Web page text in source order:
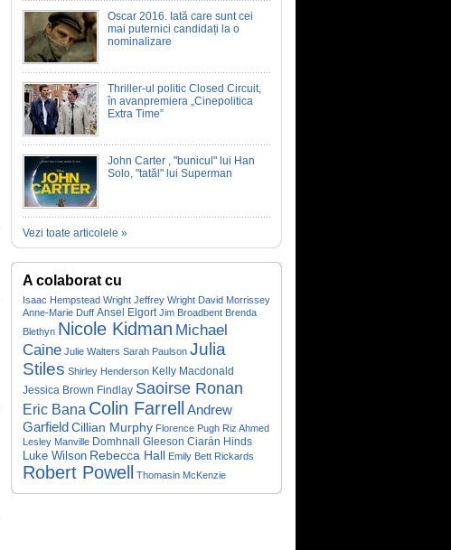
Oscar 2016. Iată care sunt cei
mai puternici candidați la o
nominalizare
Thriller-ul politic Closed Circuit,
în avanpremiera „Cinepolitica
Extra Time”
John Carter , "bunicul" lui Han
Solo, "tatăl" lui Superman
Vezi toate articolele »
A colaborat cu
Isaac Hempstead Wright Jeffrey Wright David Morrissey
Anne-Marie Duff Ansel Elgort Jim Broadbent Brenda
Blethyn Nicole Kidman Michael
Caine Julie Walters Sarah Paulson Julia
Stiles Shirley Henderson Kelly Macdonald
Jessica Brown Findlay Saoirse Ronan
Eric Bana Colin Farrell
Andrew
GarfieldCillian Murphy Florence Pugh Riz Ahmed
Lesley Manville Domhnall Gleeson Ciarán Hinds
Luke Wilson Rebecca Hall Emily Bett Rickards
Robert Powell Thomasin McKenzie